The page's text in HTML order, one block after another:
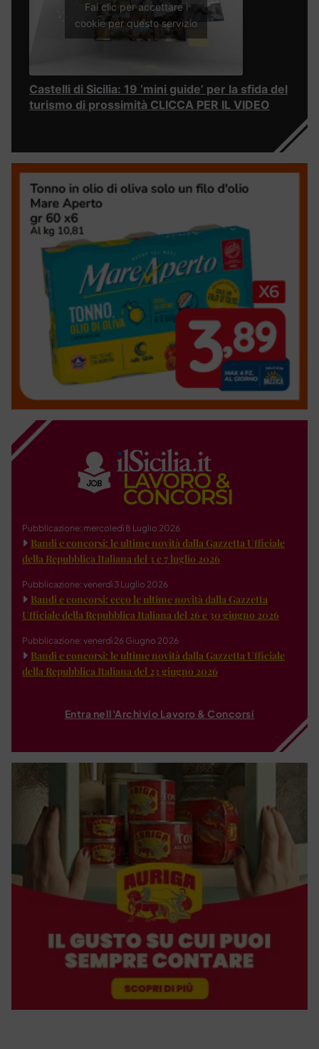
Fai clic per accettare i
cookie per questo servizio
Castelli di Sicilia: 19 ‘mini guide’ per la sfida del
turismo di prossimità CLICCA PER IL VIDEO
Pubblicazione: mercoledì 8 Luglio 2026
Bandi e concorsi: le ultime novità dalla Gazzetta Ufficiale
della Repubblica Italiana del 3 e 7 luglio 2026
Pubblicazione: venerdì 3 Luglio 2026
Bandi e concorsi: ecco le ultime novità dalla Gazzetta
Ufficiale della Repubblica Italiana del 26 e 30 giugno 2026
Pubblicazione: venerdì 26 Giugno 2026
Bandi e concorsi: le ultime novità dalla Gazzetta Ufficiale
della Repubblica Italiana del 23 giugno 2026
Entra nell'Archivio Lavoro & Concorsi